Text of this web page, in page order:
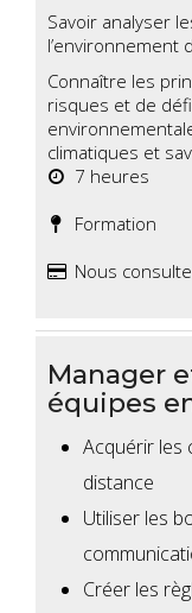
Savoir analyser
l’environnement
Connaître les
risques et de
climatiques et
7 heures
Formation
Nous
Manager
équipes
Acquérir les
distance
Utiliser les
Créer les